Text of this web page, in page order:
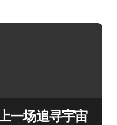
一场追寻宇宙